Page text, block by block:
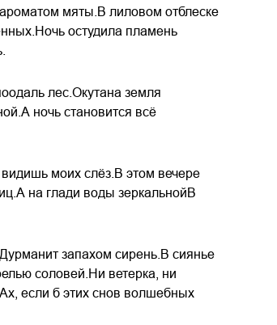
мяты.В лиловом отблеске
остудила пламень
лес.Окутана земля
ночь становится всё
моих слёз.В этом вечере
на глади воды зеркальнойВ
запахом сирень.В сиянье
соловей.Ни ветерка, ни
если б этих снов волшебных